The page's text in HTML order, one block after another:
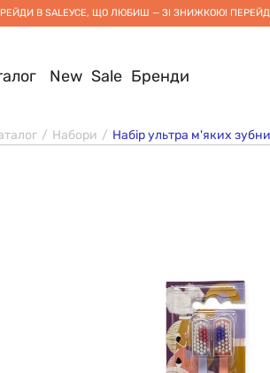
В SALEУСЕ, ЩО ЛЮБИШ — ЗІ ЗНИЖКОЮ!
New Sale Бренди
Набори Набір ультра м'яких